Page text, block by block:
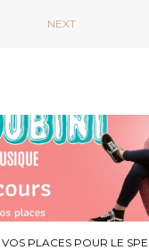
NEXT
PLACES POUR LE